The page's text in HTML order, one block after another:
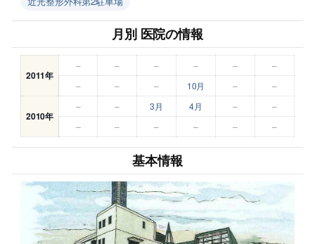
月別 医院の情報
2011年
– – – – –
–
–
– – 10月 – –
2010年
– – 3月 4月 –
–
–
– – – – –
基本情報